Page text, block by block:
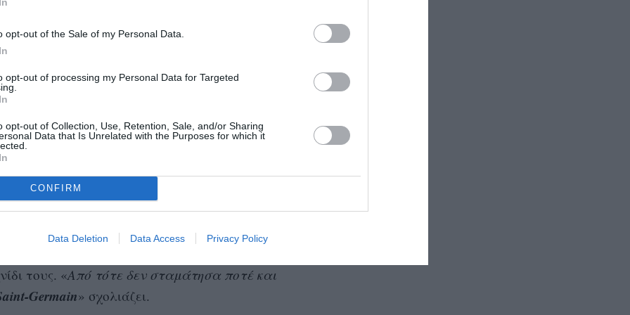
opt-out of the Sale of my Personal Data.
opt-out of processing my Personal Data for Targeted
opt-out of Collection, Use, Retention, Sale, and/or Sharing
Data that Is Unrelated with the Purposes for which it
CONFIRM
Data Deletion Data Access Privacy Policy
χαρακτηριστικά και προσθέτει: «
όσους βρίσκονται σε τέτοια camps.
μπορείς την κάθε στιγμή και να ελπίζεις
για πολλούς από όσους βρίσκονται σε
ό,τι καλύτερο μπορείς την κάθε
ελπίζεις για το μέλλον».
έφτασαν για πρώτη φορά στη Δανία, κοντά
το πρώτο τους σπίτι, το κορίτσι
τους. «Από τότε δεν σταμάτησα ποτέ και
Germain» σχολιάζει.